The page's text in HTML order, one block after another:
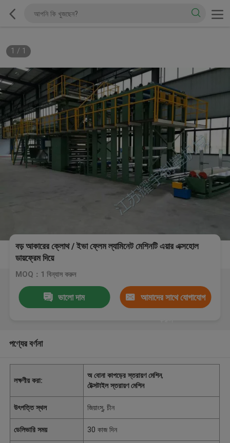
1 / 1
বড় আকারের ক্লোথ / ইভা ফ্লেম ল্যামিনেট মেশিনটি এয়ার এক্সহোল
ডায়ফ্রেম দিয়ে
MOQ：1 বিন্যাস করুন
ভালো দাম আমাদের সাথে যোগাযোগ
পণ্যের বর্ণনা
লক্ষণীয় করা:
অ বোনা কাপড়ের স্তরায়ণ মেশিন,
টেক্সটাইল স্তরায়ণ মেশিন
উৎপত্তি স্থল জিয়াংসু, চীন
ডেলিভারি সময় 30 কাজ দিন